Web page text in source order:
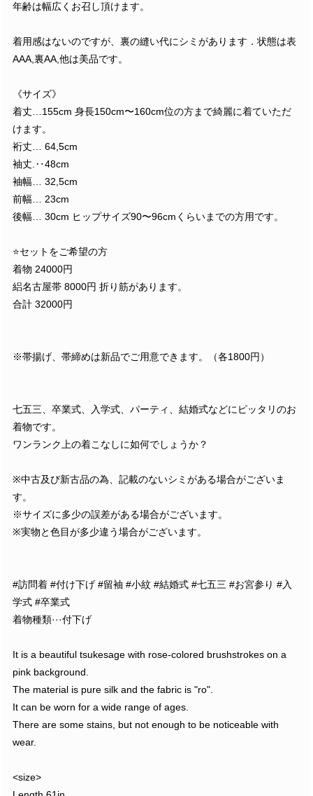
年齢は幅広くお召し頂けます。
着用感はないのですが、裏の縫い代にシミがあります．状態は表
AAA,裏AA,他は美品です。
《サイズ》
着丈…155cm 身長150cm〜160cm位の方まで綺麗に着ていただ
けます。
裄丈… 64,5cm
袖丈.‥48cm
袖幅… 32,5cm
前幅… 23cm
後幅… 30cm ヒップサイズ90〜96cmくらいまでの方用です。
⭐️セットをご希望の方
着物 24000円
絽名古屋帯 8000円 折り筋があります。
合計 32000円
※帯揚げ、帯締めは新品でご用意できます。（各1800円）
七五三、卒業式、入学式、パーティ、結婚式などにピッタリのお
着物です。
ワンランク上の着こなしに如何でしょうか？
※中古及び新古品の為、記載のないシミがある場合がございま
す。
※サイズに多少の誤差がある場合がございます。
※実物と色目が多少違う場合がございます。
#訪問着 #付け下げ #留袖 #小紋 #結婚式 #七五三 #お宮参り #入
学式 #卒業式
着物種類···付下げ
It is a beautiful tsukesage with rose-colored brushstrokes on a
pink background.
The material is pure silk and the fabric is "ro".
It can be worn for a wide range of ages.
There are some stains, but not enough to be noticeable with
wear.
<size>